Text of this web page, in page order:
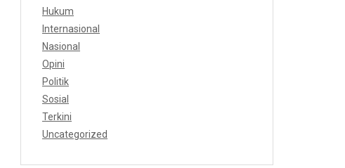
Hukum
Internasional
Nasional
Opini
Politik
Sosial
Terkini
Uncategorized